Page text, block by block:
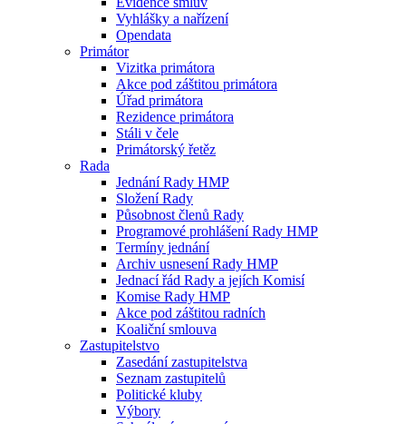
Vyhlášky a nařízení
Opendata
Primátor
Vizitka primátora
Akce pod záštitou primátora
Úřad primátora
Rezidence primátora
Stáli v čele
Primátorský řetěz
Rada
Jednání Rady HMP
Složení Rady
Působnost členů Rady
Programové prohlášení Rady HMP
Termíny jednání
Archiv usnesení Rady HMP
Jednací řád Rady a jejích Komisí
Komise Rady HMP
Akce pod záštitou radních
Koaliční smlouva
Zastupitelstvo
Zasedání zastupitelstva
Seznam zastupitelů
Politické kluby
Výbory